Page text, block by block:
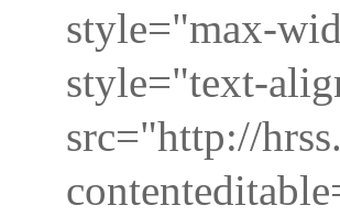
style="max-
style="text-
src="http://